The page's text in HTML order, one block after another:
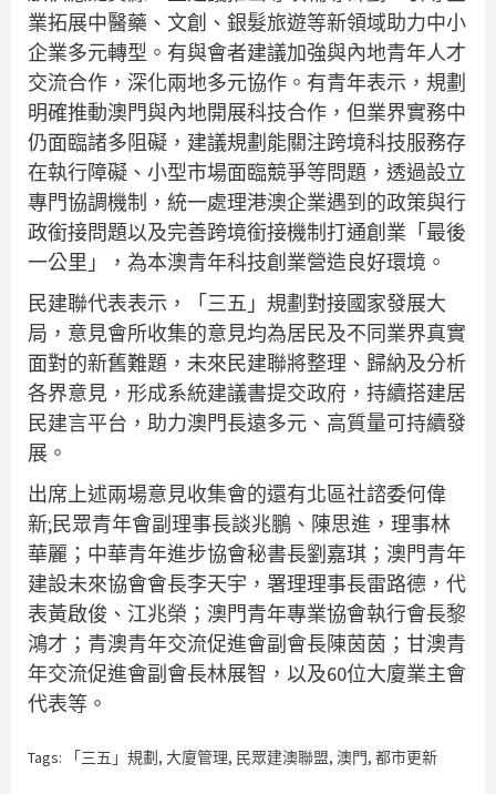
業拓展中醫藥、文創、銀髮旅遊等新領域助力中小
企業多元轉型。有與會者建議加強與內地青年人才
交流合作，深化兩地多元協作。有青年表示，規劃
明確推動澳門與內地開展科技合作，但業界實務中
仍面臨諸多阻礙，建議規劃能關注跨境科技服務存
在執行障礙、小型市場面臨競爭等問題，透過設立
專門協調機制，統一處理港澳企業遇到的政策與行
政銜接問題以及完善跨境銜接機制打通創業「最後
一公里」，為本澳青年科技創業營造良好環境。
民建聯代表表示，「三五」規劃對接國家發展大
局，意見會所收集的意見均為居民及不同業界真實
面對的新舊難題，未來民建聯將整理、歸納及分析
各界意見，形成系統建議書提交政府，持續搭建居
民建言平台，助力澳門長遠多元、高質量可持續發
展。
出席上述兩場意見收集會的還有北區社諮委何偉
新;民眾青年會副理事長談兆鵬、陳思進，理事林
華麗；中華青年進步協會秘書長劉嘉琪；澳門青年
建設未來協會會長李天宇，署理理事長雷路德，代
表黃啟俊、江兆榮；澳門青年專業協會執行會長黎
鴻才；青澳青年交流促進會副會長陳茵茵；甘澳青
年交流促進會副會長林展智，以及60位大廈業主會
代表等。
Tags: 「三五」規劃, 大廈管理, 民眾建澳聯盟, 澳門, 都市更新